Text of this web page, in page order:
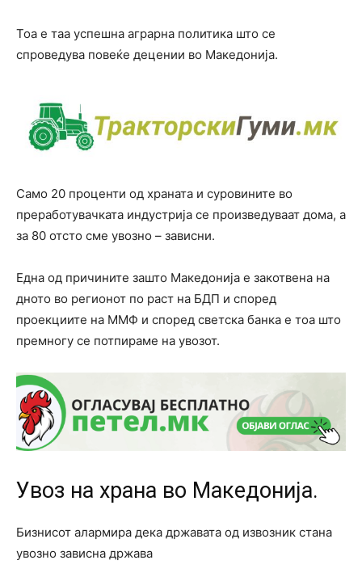
Тоа е таа успешна аграрна политика што се
спроведува повеќе децении во Македонија.
Само 20 проценти од храната и суровините во
преработувачката индустрија се произведуваат дома, а
за 80 отсто сме увозно – зависни.
Една од причините зашто Македонија е закотвена на
дното во регионот по раст на БДП и според
проекциите на ММФ и според светска банка е тоа што
премногу се потпираме на увозот.
Увоз на храна во Македонија.
Бизнисот алармира дека државата од извозник стана
увозно зависна држава